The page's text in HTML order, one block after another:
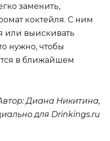
заменить,
коктейля. С ним
или выискивать
нужно, чтобы
в ближайшем
Диана Никитина,
для Drinkings.ru